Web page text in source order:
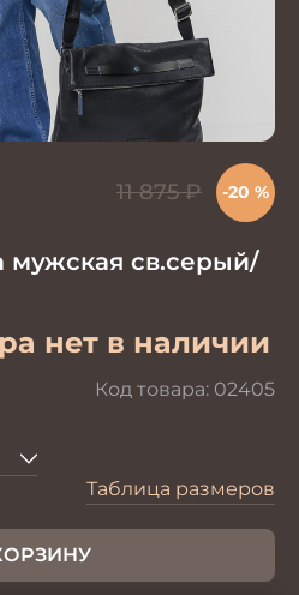
мужская св.серый/
нет в наличии
Код товара: 02405
11 875₽ -20 %
Таблица размеров